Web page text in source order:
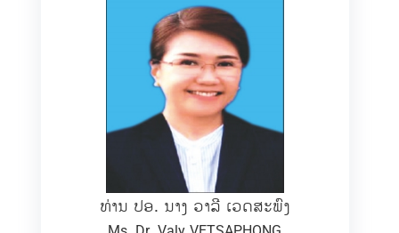
ທ່ານ ປອ. ນາງ ວາລີ ເວດສະພົງ